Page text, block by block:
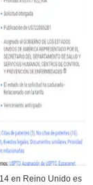
en Reino Unido es